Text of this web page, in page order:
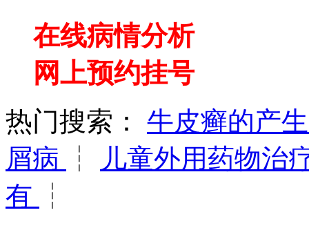
在线病情分析
网上预约挂号
热门搜索：
牛皮癣的产
屑病
┆
儿童外用药物治
有
┆